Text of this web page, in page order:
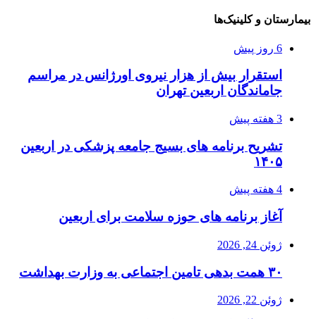
بیمارستان و کلینیک‌ها
6 روز پیش
استقرار بیش از هزار نیروی اورژانس در مراسم
جاماندگان اربعین تهران
3 هفته پیش
تشریح برنامه های بسیج جامعه پزشکی در اربعین
۱۴۰۵
4 هفته پیش
آغاز برنامه های حوزه سلامت برای اربعین
ژوئن 24, 2026
۳۰ همت بدهی تامین اجتماعی به وزارت بهداشت
ژوئن 22, 2026